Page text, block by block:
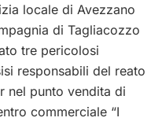
locale di Avezzano
di Tagliacozzo
tre pericolosi
responsabili del reato
nel punto vendita di
commerciale “I